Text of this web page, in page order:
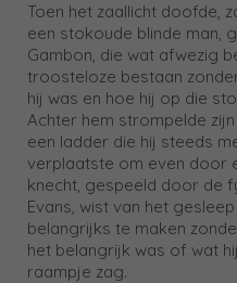
Toen het zaallicht doofde,
een stokoude blinde man,
Gambon, die wat afwezig
troosteloze bestaan
hij was en hoe hij op die
Achter hem strompelde
een ladder die hij steeds
verplaatste om even door
knecht, gespeeld door de
Evans, wist van het
belangrijks te maken
het belangrijk was of wat
raampje zag.